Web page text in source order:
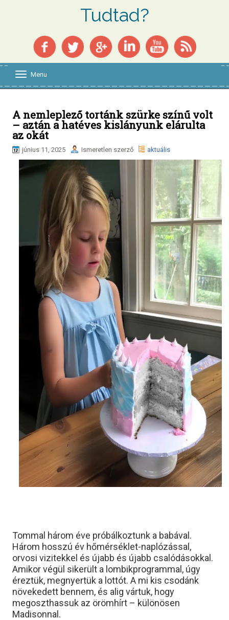
Tudtad?
l
e
n
v
o
Menu
A nemleplező tortánk szürke színű volt
– aztán a hatéves kislányunk elárulta
az okát
június 11, 2025 Ismeretlen szerző aktuális
Tommal három éve próbálkoztunk a babával.
Három hosszú év hőmérséklet-naplózással,
orvosi vizitekkel és újabb és újabb csalódásokkal.
Amikor végül sikerült a lombikprogrammal, úgy
éreztük, megnyertük a lottót. A mi kis csodánk
növekedett bennem, és alig vártuk, hogy
megoszthassuk az örömhírt – különösen
Madisonnal.